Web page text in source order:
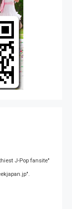
J-Pop fansite"